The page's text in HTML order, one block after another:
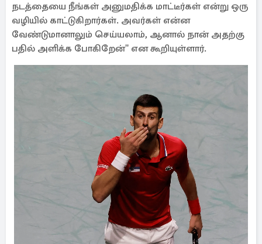
நடத்தையை நீங்கள் அனுமதிக்க மாட்டீர்கள் என்று ஒரு
வழியில் காட்டுகிறார்கள். அவர்கள் என்ன
வேண்டுமானாலும் செய்யலாம், ஆனால் நான் அதற்கு
பதில் அளிக்க போகிறேன்'' என கூறியுள்ளார்.